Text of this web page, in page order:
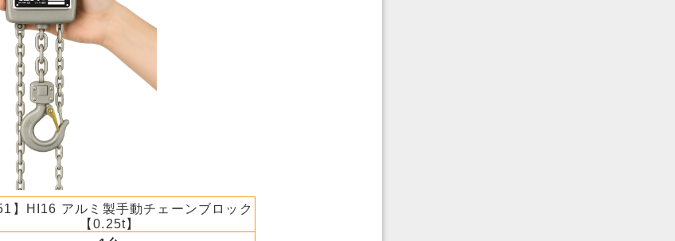
】HI16 アルミ製手動チェーンブロック
【0.25t】